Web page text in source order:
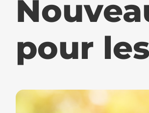
pour